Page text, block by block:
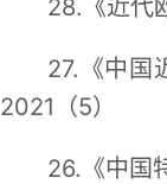
28.《近代
27.《中国
2021（5）
26.《中国